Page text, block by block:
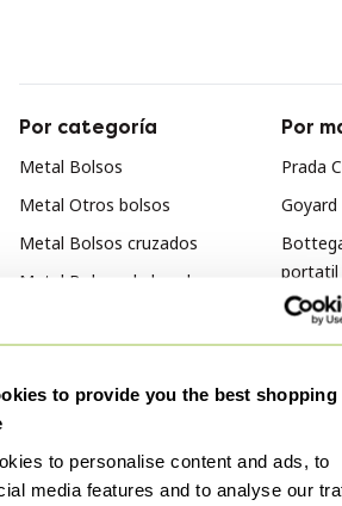
to provide you the best shopping
to personalise content and ads, to
media features and to analyse our
Por categoría
Metal Bolsos
Metal Otros bolsos
Metal Bolsos cruzados
Metal Bolsos de hombro
Metal Bolsos cubo
Por
Prada
portatil
Por material